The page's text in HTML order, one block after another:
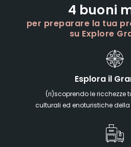
4 buoni
per preparare la tua
su Explore
Esplora il
(ri)scoprendo le ricchezze
culturali ed enoturistiche